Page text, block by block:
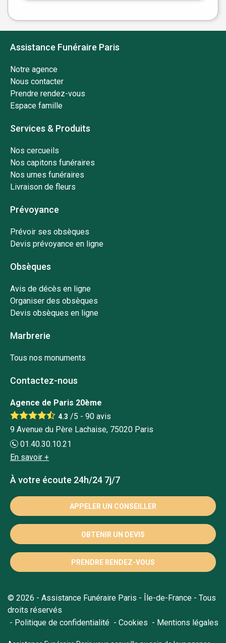
Assistance Funéraire Paris
Notre agence
Nous contacter
Prendre rendez-vous
Espace famille
Services & Produits
Nos cercueils
Nos capitons funéraires
Nos urnes funéraires
Livraison de fleurs
Prévoyance
Prévoir ses obsèques
Devis prévoyance en ligne
Obsèques
Avis de décès en ligne
Organiser des obsèques
Devis obsèques en ligne
Marbrerie
Tous nos monuments
Contactez-nous
Agence de Paris 20ème
4.3 /5 - 90 avis
9 Avenue du Père Lachaise, 75020 Paris
01.40.30.10.21
En savoir +
À votre écoute 24h/24 7j/7
APPELER UN CONSEILLER
OBTENIR UN DEVIS
PRENDRE RENDEZ-VOUS
© 2026 - Assistance Funéraire Paris - Île-de-France - Tous
droits réservés
Politique de confidentialité
Cookies Mentions légales